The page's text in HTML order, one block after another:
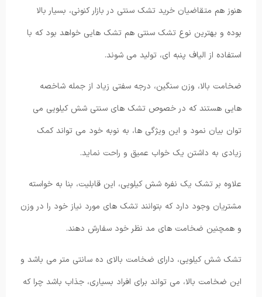
هنوز هم متقاضیان خرید تشک سنتی در بازار کنونی، بسیار بالا
بوده و بهترین نوع تشک سنتی هم تشک هایی خواهد بود که با
استفاده از الیاف پنبه ای، تولید می شوند.
ضخامت بالا، وزن سنگین، درجه سفتی زیاد از جمله شاخصه
هایی هستند که در خصوص تشک های سنتی شش کیلویی می
توان بیان نمود و این ویژگی ها، به نوبه خود می تواند کمک
زیادی به داشتن یک خواب عمیق و راحت نماید.
علاوه بر تشک یک نفره شش کیلویی، این قابلیت، بنا به خواسته
مشتریان وجود دارد که بتوانند تشک های مورد نیاز خود را در وزن
و همچنین ضخامت های مد نظر خود سفارش دهند.
تشک شش کیلویی، دارای ضخامت بالای ده سانتی متر می باشد و
این ضخامت بالا، می تواند برای افراد بسیاری، جذاب باشد چرا که